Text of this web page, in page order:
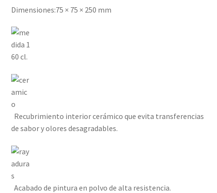
Dimensiones:75 × 75 × 250 mm
60 cl.
Recubrimiento interior cerámico que evita transferencias
de sabor y olores desagradables.
Acabado de pintura en polvo de alta resistencia.